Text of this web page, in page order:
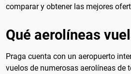
comparar y obtener las mejores
Qué aerolíneas
Praga cuenta con un aeropuerto
vuelos de numerosas aerolíneas de